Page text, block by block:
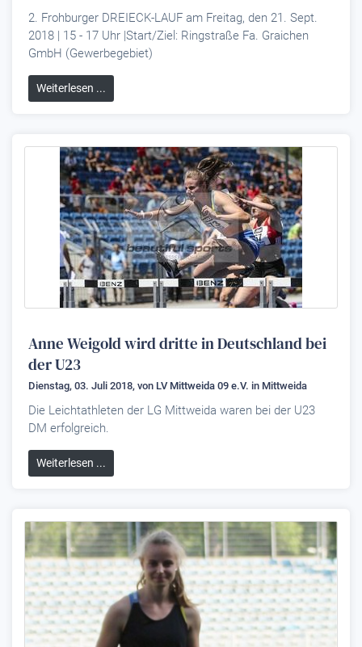
2. Frohburger DREIECK-LAUF am Freitag, den 21. Sept.
2018 | 15 - 17 Uhr |Start/Ziel: Ringstraße Fa. Graichen
GmbH (Gewerbegebiet)
Weiterlesen ...
Anne Weigold wird dritte in Deutschland bei
der U23
Dienstag, 03. Juli 2018, von LV Mittweida 09 e.V. in Mittweida
Die Leichtathleten der LG Mittweida waren bei der U23
DM erfolgreich.
Weiterlesen ...